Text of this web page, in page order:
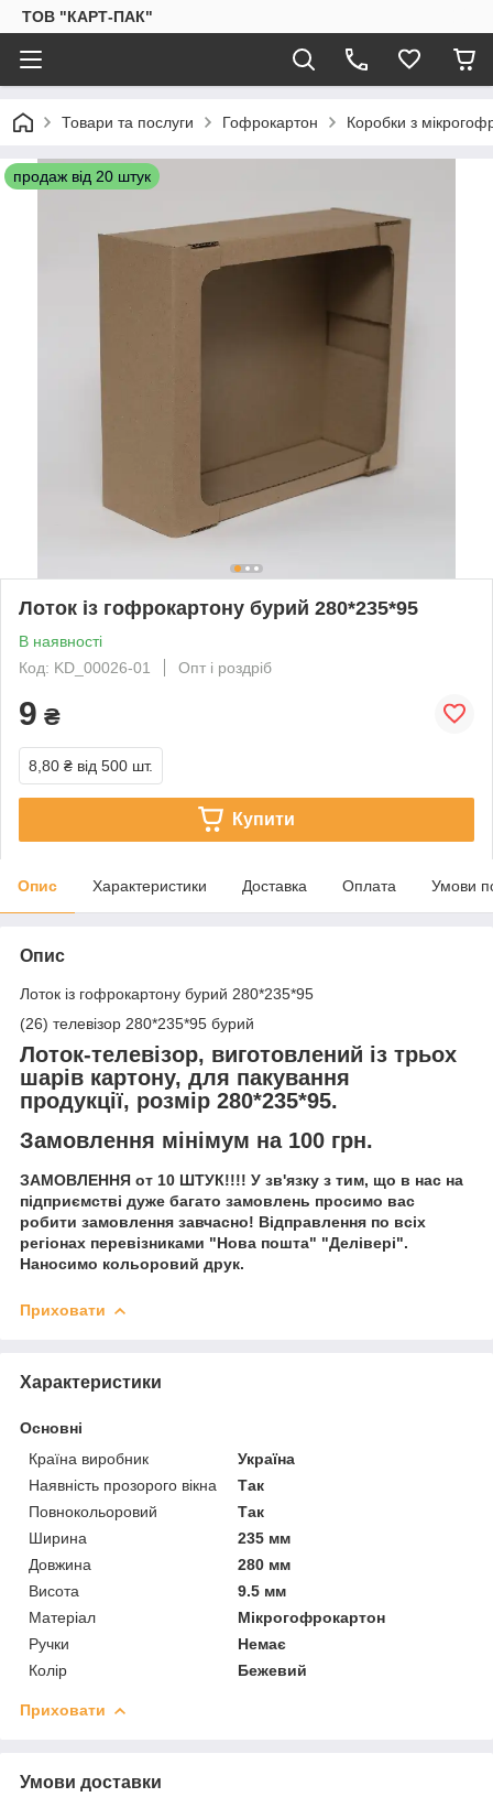
ТОВ "КАРТ-ПАК"
Товари та послуги Гофрокартон Коробки з
продаж від 20 штук
Лоток із гофрокартону бурий 280*235*95
В наявності
Код: KD_00026-01
Опт і роздріб
9 ₴
8,80 ₴ від 500 шт.
Купити
Опис Характеристики Доставка Оплата Умови
Опис
Лоток із гофрокартону бурий 280*235*95
(26) телевізор 280*235*95 бурий
Лоток-телевізор, виготовлений із трьох
шарів картону, для пакування
продукції, розмір 280*235*95.
Замовлення мінімум на 100 грн.
ЗАМОВЛЕННЯ от 10 ШТУК!!!! У зв'язку з тим, що в нас на
підприємстві дуже багато замовлень просимо вас
робити замовлення завчасно! Відправлення по всіх
регіонах перевізниками "Нова пошта" "Делівері".
Наносимо кольоровий друк.
Приховати
Характеристики
Основні
Країна виробник
Україна
Наявність прозорого вікна
Так
Повнокольоровий
Так
Ширина
235 мм
Довжина
280 мм
Висота
9.5 мм
Матеріал
Мікрогофрокартон
Ручки
Немає
Колір
Бежевий
Приховати
Умови доставки